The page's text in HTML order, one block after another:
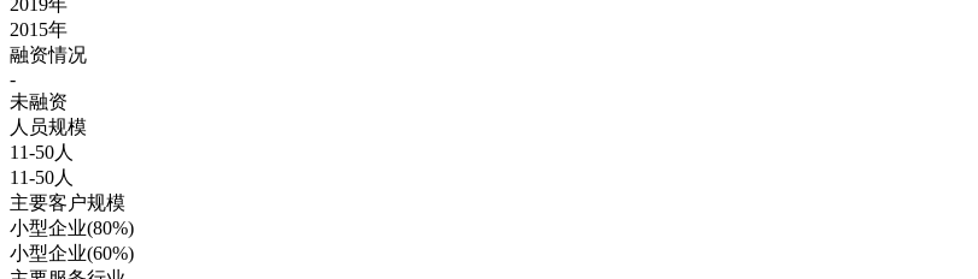
2015年
融资情况
-
未融资
人员规模
11-50人
11-50人
主要客户规模
小型企业(80%)
小型企业(60%)